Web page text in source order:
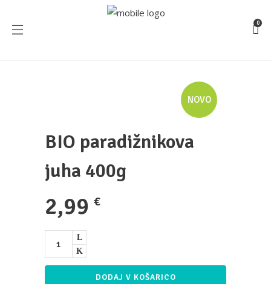
0
NOVO
BIO paradižnikova
juha 400g
2,99 €
DODAJ V KOŠARICO